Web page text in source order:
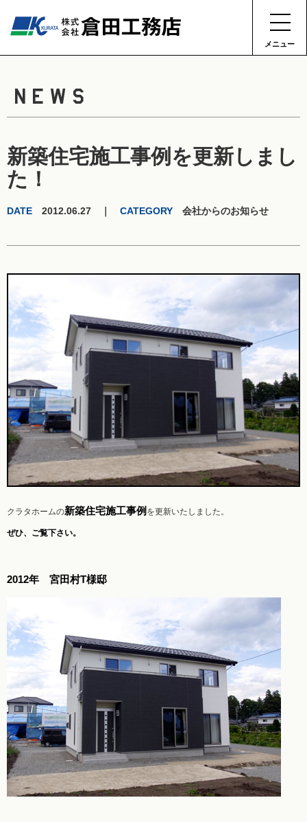
メニュー
NEWS
新築住宅施工事例を更新しまし
た！
DATE 2012.06.27 ｜ CATEGORY 会社からのお知らせ
クラタホームの新築住宅施工事例 を更新いたしました。
ぜひ、ご覧下さい。
2012年 宮田村T様邸